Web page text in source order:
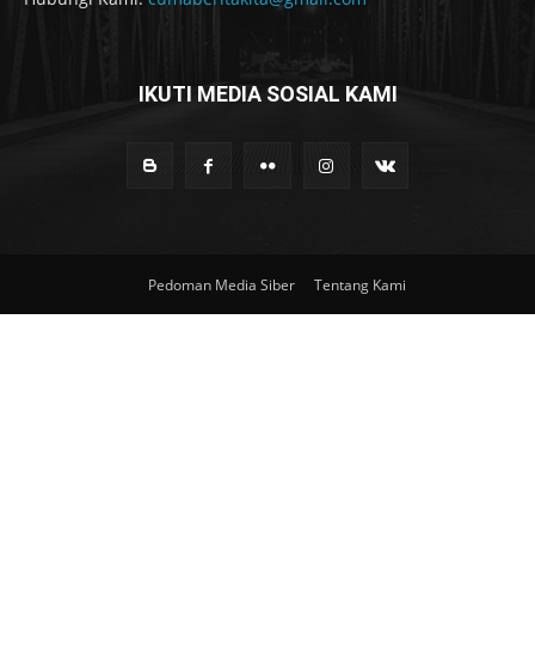
IKUTI MEDIA SOSIAL KAMI
Pedoman Media Siber Tentang Kami